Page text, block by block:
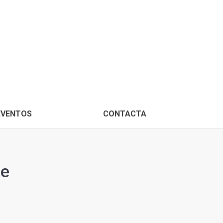
CONTACTA